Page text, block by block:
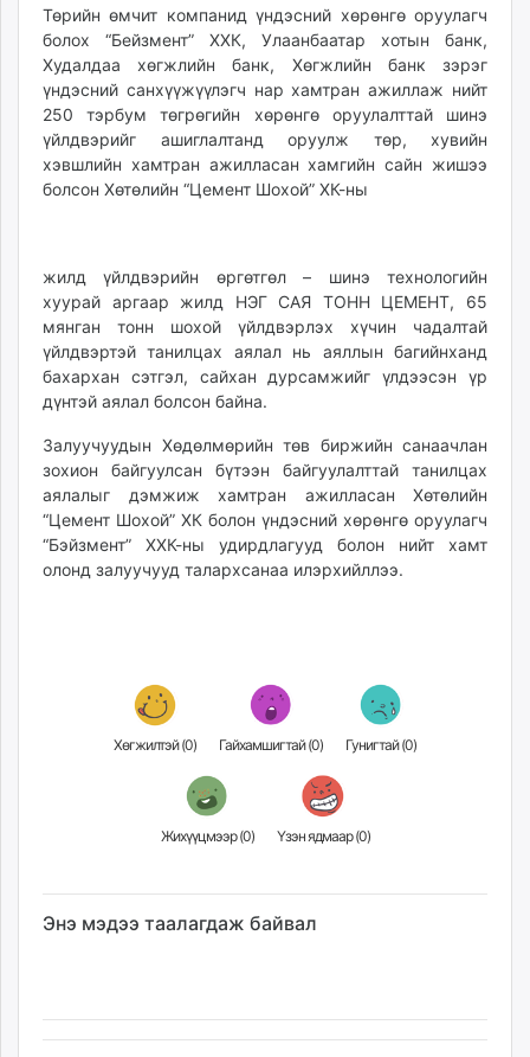
today.mn
zuv.mn
mminfo.mn
ugluu.mn
urlag.mn
unen.mn
asu.mn
unuudur.mn
isee.mn
mglradio.com
fact.mn
itoim.mn
shuum.mn
tvmongolia.mn
mass.mn
unegui.mn
Төрийн өмчит компанид үндэсний хөрөнгө оруулагч
болох “Бейзмент” ХХК, Улаанбаатар хотын банк,
Худалдаа хөгжлийн банк, Хөгжлийн банк зэрэг
үндэсний санхүүжүүлэгч нар хамтран ажиллаж нийт
250 тэрбум төгрөгийн хөрөнгө оруулалттай шинэ
үйлдвэрийг ашиглалтанд оруулж төр, хувийн
хэвшлийн хамтран ажилласан хамгийн сайн жишээ
болсон Хөтөлийн “Цемент Шохой” ХК-ны
жилд үйлдвэрийн өргөтгөл – шинэ технологийн
хуурай аргаар жилд НЭГ САЯ ТОНН ЦЕМЕНТ, 65
мянган тонн шохой үйлдвэрлэх хүчин чадалтай
үйлдвэртэй танилцах аялал нь аяллын багийнханд
бахархан сэтгэл, сайхан дурсамжийг үлдээсэн үр
дүнтэй аялал болсон байна.
Залуучуудын Хөдөлмөрийн төв биржийн санаачлан
зохион байгуулсан бүтээн байгуулалттай танилцах
аялалыг дэмжиж хамтран ажилласан Хөтөлийн
“Цемент Шохой” ХК болон үндэсний хөрөнгө оруулагч
“Бэйзмент” ХХК-ны удирдлагууд болон нийт хамт
олонд залуучууд талархсанаа илэрхийллээ.
Хөгжилтэй (0) Гайхамшигтай (0) Гунигтай (0)
Жихүүцмээр (0) Үзэн ядмаар (0)
Энэ мэдээ таалагдаж байвал